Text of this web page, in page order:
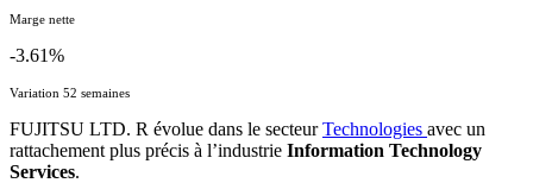
Marge nette
-3.61%
Variation 52 semaines
FUJITSU LTD. R évolue dans le secteurTechnologies avec un
rattachement plus précis à l’industrie Information Technology
Services.